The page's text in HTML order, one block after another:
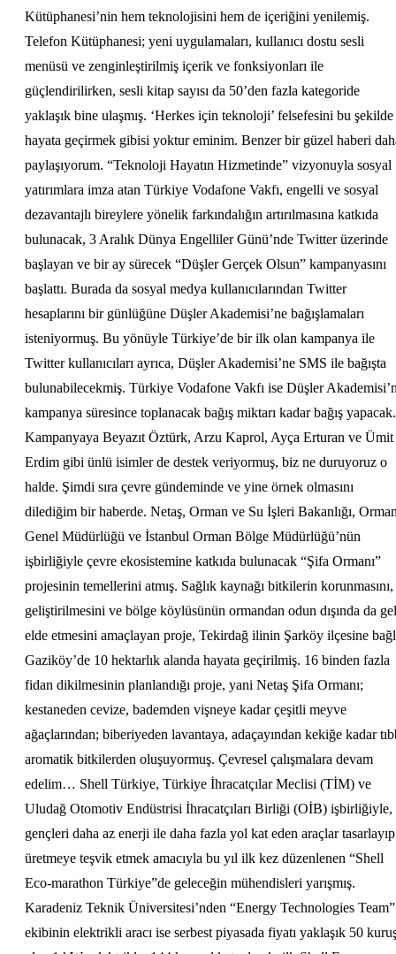
Kütüphanesi’nin hem teknolojisini hem de içeriğini yenilemiş.
Telefon Kütüphanesi; yeni uygulamaları, kullanıcı dostu sesli
menüsü ve zenginleştirilmiş içerik ve fonksiyonları ile
güçlendirilirken, sesli kitap sayısı da 50’den fazla kategoride
yaklaşık bine ulaşmış. ‘Herkes için teknoloji’ felsefesini bu şekilde
hayata geçirmek gibisi yoktur eminim. Benzer bir güzel haberi
paylaşıyorum. “Teknoloji Hayatın Hizmetinde” vizyonuyla sosyal
yatırımlara imza atan Türkiye Vodafone Vakfı, engelli ve sosyal
dezavantajlı bireylere yönelik farkındalığın artırılmasına katkıda
bulunacak, 3 Aralık Dünya Engelliler Günü’nde Twitter üzerinde
başlayan ve bir ay sürecek “Düşler Gerçek Olsun” kampanyasını
başlattı. Burada da sosyal medya kullanıcılarından Twitter
hesaplarını bir günlüğüne Düşler Akademisi’ne bağışlamaları
isteniyormuş. Bu yönüyle Türkiye’de bir ilk olan kampanya ile
Twitter kullanıcıları ayrıca, Düşler Akademisi’ne SMS ile bağışta
bulunabilecekmiş. Türkiye Vodafone Vakfı ise Düşler
kampanya süresince toplanacak bağış miktarı kadar bağış yapacak.
Kampanyaya Beyazıt Öztürk, Arzu Kaprol, Ayça Erturan ve Ümit
Erdim gibi ünlü isimler de destek veriyormuş, biz ne duruyoruz o
halde. Şimdi sıra çevre gündeminde ve yine örnek olmasını
dilediğim bir haberde. Netaş, Orman ve Su İşleri Bakanlığı,
Genel Müdürlüğü ve İstanbul Orman Bölge Müdürlüğü’nün
işbirliğiyle çevre ekosistemine katkıda bulunacak “Şifa Ormanı”
projesinin temellerini atmış. Sağlık kaynağı bitkilerin korunmasını,
geliştirilmesini ve bölge köylüsünün ormandan odun dışında da
elde etmesini amaçlayan proje, Tekirdağ ilinin Şarköy ilçesine
Gaziköy’de 10 hektarlık alanda hayata geçirilmiş. 16 binden fazla
fidan dikilmesinin planlandığı proje, yani Netaş Şifa Ormanı;
kestaneden cevize, bademden vişneye kadar çeşitli meyve
ağaçlarından; biberiyeden lavantaya, adaçayından kekiğe kadar
aromatik bitkilerden oluşuyormuş. Çevresel çalışmalara devam
edelim… Shell Türkiye, Türkiye İhracatçılar Meclisi (TİM) ve
Uludağ Otomotiv Endüstrisi İhracatçıları Birliği (OİB) işbirliğiyle,
gençleri daha az enerji ile daha fazla yol kat eden araçlar tasarlayıp
üretmeye teşvik etmek amacıyla bu yıl ilk kez düzenlenen “Shell
Eco-marathon Türkiye”de geleceğin mühendisleri yarışmış.
Karadeniz Teknik Üniversitesi’nden “Energy Technologies Team”
ekibinin elektrikli aracı ise serbest piyasada fiyatı yaklaşık 50